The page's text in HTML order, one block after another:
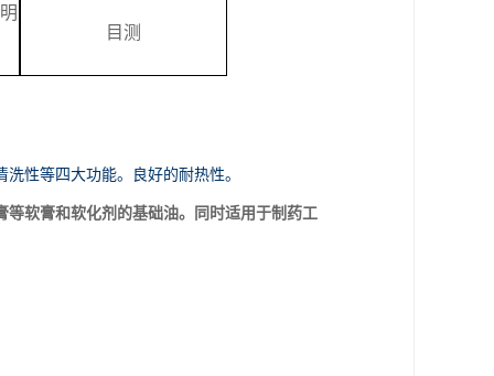
目测
性等四大功能。良好的耐热性。
软膏和软化剂的基础油。同时适用于制药工